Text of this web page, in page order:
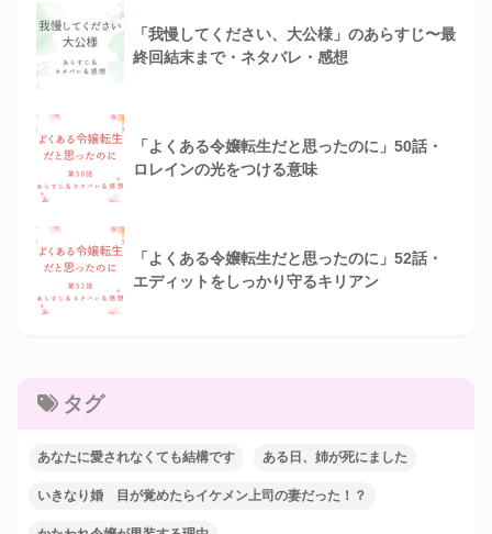
「我慢してください、大公様」のあらすじ〜最
終回結末まで・ネタバレ・感想
「よくある令嬢転生だと思ったのに」50話・
ロレインの光をつける意味
「よくある令嬢転生だと思ったのに」52話・
エディットをしっかり守るキリアン
タグ
あなたに愛されなくても結構です ある日、姉が死にました
いきなり婚 目が覚めたらイケメン上司の妻だった！？